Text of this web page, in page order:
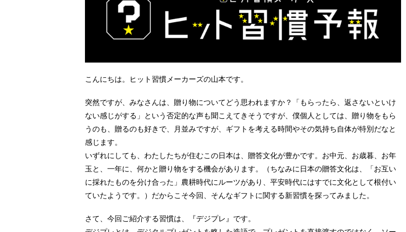
こんにちは。ヒット習慣メーカーズの山本です。
突然ですが、みなさんは、贈り物についてどう思われますか？「もらったら、返さないといけ
ない感じがする」という否定的な声も聞こえてきそうですが、僕個人としては、贈り物をもら
うのも、贈るのも好きで、月並みですが、ギフトを考える時間やその気持ち自体が特別だなと
感じます。
いずれにしても、わたしたちが住むこの日本は、贈答文化が豊かです。お中元、お歳暮、お年
玉と、一年に、何かと贈り物をする機会があります。（ちなみに日本の贈答文化は、「お互い
に採れたものを分け合った」農耕時代にルーツがあり、平安時代にはすでに文化として根付い
ていたようです。）だからこそ今回、そんなギフトに関する新習慣を探ってみました。
さて、今回ご紹介する習慣は、『デジプレ』です。